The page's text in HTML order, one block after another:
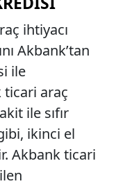
ihtiyacı
Akbank’tan
ile
araç
ile sıfır
ikinci el
Akbank ticari